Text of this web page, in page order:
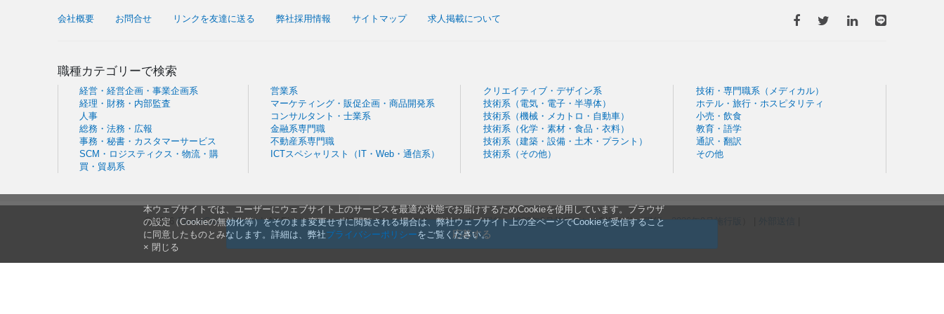
本ウェブサイトでは、ユーザーにウェブサイト上のサービスを最適な状態でお届けするためCookieを使用しています。ブラウザ
の設定（Cookieの無効化等）をそのまま変更せずに閲覧される場合は、弊社ウェブサイト上の全ページでCookieを受信すること
に同意したものとみなします。詳細は、弊社プライバシーポリシーをご覧ください。
× 閉じる
応募する
会社概要 お問合せ リンクを友達に送る 弊社採用情報 サイトマップ 求人掲載について
職種カテゴリーで検索
経営・経営企画・事業企画系
経理・財務・内部監査
人事
総務・法務・広報
事務・秘書・カスタマーサービス
SCM・ロジスティクス・物流・購
買・貿易系
営業系
マーケティング・販促企画・商品開発系
コンサルタント・士業系
金融系専門職
不動産系専門職
ICTスペシャリスト（IT・Web・通信系）
クリエイティブ・デザイン系
技術系（電気・電子・半導体）
技術系（機械・メカトロ・自動車）
技術系（化学・素材・食品・衣料）
技術系（建築・設備・土木・プラント）
技術系（その他）
技術・専門職系（メディカル）
ホテル・旅行・ホスピタリティ
小売・飲食
教育・語学
通訳・翻訳
その他
© 2026CareerCross Co., Ltd. All Rights Reserved| プライバシーステートメント（現行・2026年9月施行版） | 利用規約（現行・2026年9月施行版
規約・プライバシー改定のお知らせ